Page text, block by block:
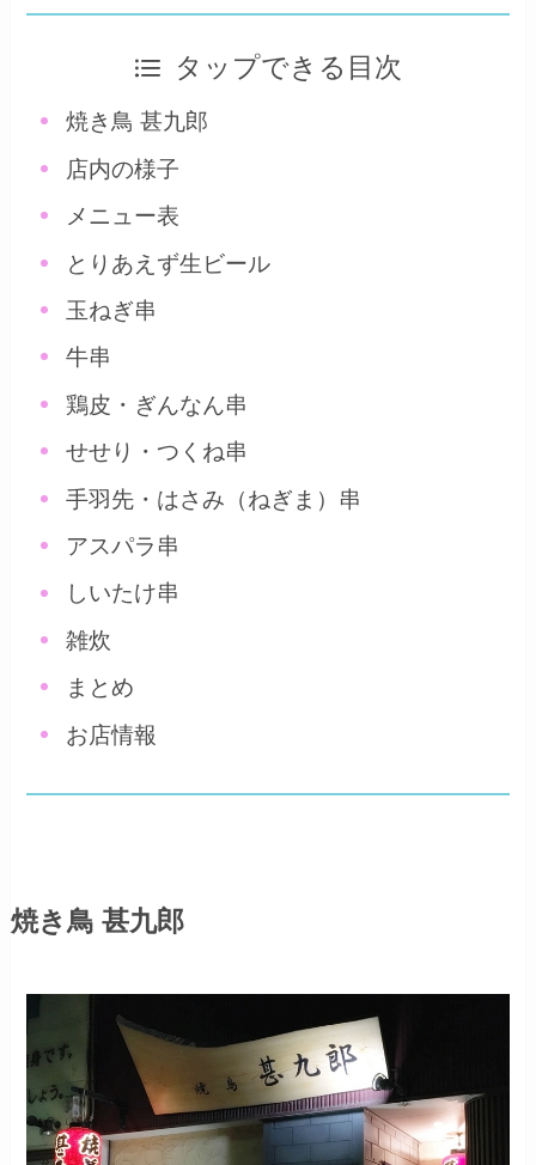
タップできる目次
焼き鳥 甚九郎
店内の様子
メニュー表
とりあえず生ビール
玉ねぎ串
牛串
鶏皮・ぎんなん串
せせり・つくね串
手羽先・はさみ（ねぎま）串
アスパラ串
しいたけ串
雑炊
まとめ
お店情報
焼き鳥 甚九郎